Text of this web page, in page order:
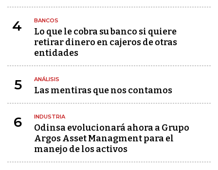
4 BANCOS
Lo que le cobra su banco si quiere
retirar dinero en cajeros de otras
entidades
5 ANÁLISIS
Las mentiras que nos contamos
6 INDUSTRIA
Odinsa evolucionará ahora a Grupo
Argos Asset Managment para el
manejo de los activos